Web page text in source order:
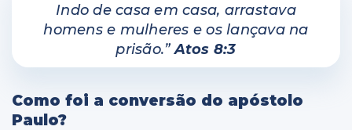
Indo de casa em casa, arrastava
homens e mulheres e os lançava na
prisão.”Atos 8:3
Como foi a conversão do apóstolo
Paulo?